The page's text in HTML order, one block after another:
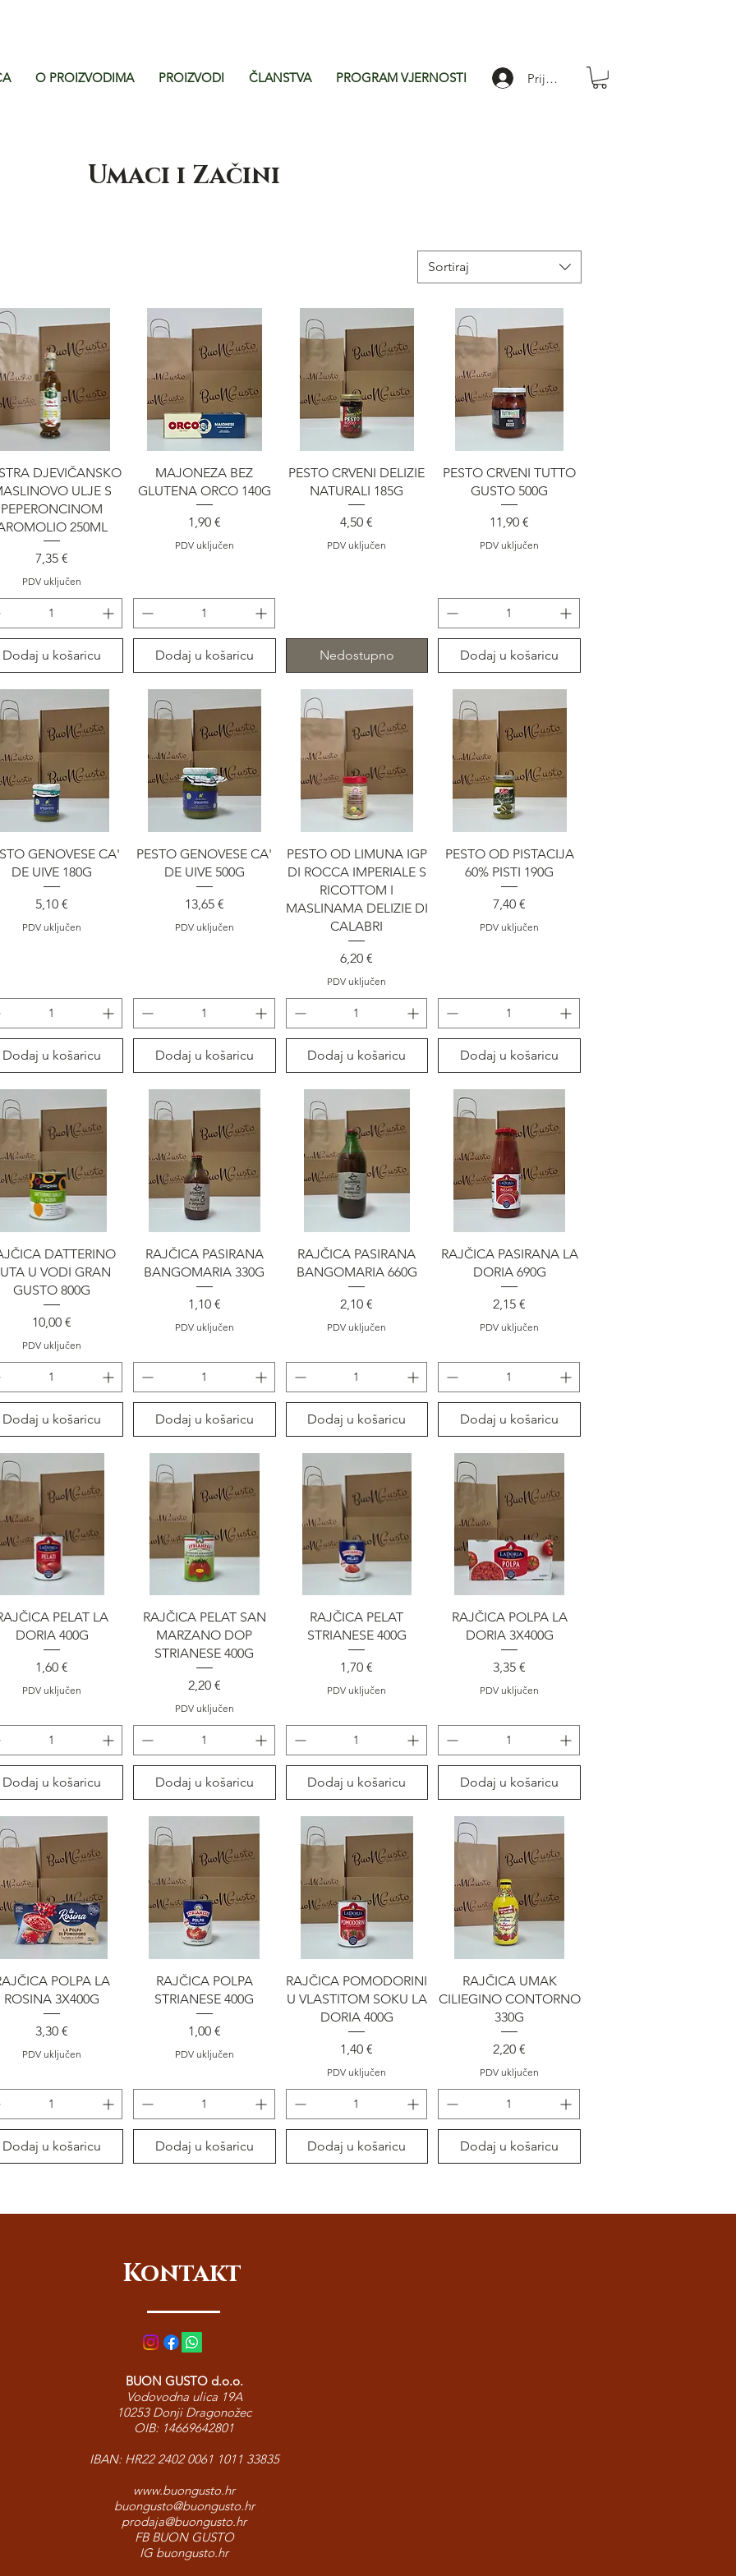
O PROIZVODIMA PROIZVODI ČLANSTVA PROGRAM VJERNOSTI Prijavi se
Umaci i Začini
Sortiraj
Brzi pregled
DJEVIČANSKO
ULJE S
PEPERONCINOM
250ML
Cijena
7,35 €
PDV uključen
Dodaj u košaricu
Brzi pregled
MAJONEZA BEZ
GLUTENA ORCO 140G
Cijena
1,90 €
PDV uključen
Dodaj u košaricu
Brzi pregled
PESTO CRVENI DELIZIE
NATURALI 185G
Cijena
4,50 €
PDV uključen
Nedostupno
Brzi pregled
PESTO CRVENI TUTTO
GUSTO 500G
Cijena
11,90 €
PDV uključen
Dodaj u košaricu
Brzi pregled
GENOVESE CA'
DE UIVE 180G
Cijena
5,10 €
PDV uključen
Dodaj u košaricu
Brzi pregled
PESTO GENOVESE CA'
DE UIVE 500G
Cijena
13,65 €
PDV uključen
Dodaj u košaricu
Brzi pregled
PESTO OD LIMUNA IGP
DI ROCCA IMPERIALE S
RICOTTOM I
MASLINAMA DELIZIE DI
CALABRI
Cijena
6,20 €
PDV uključen
Dodaj u košaricu
Brzi pregled
PESTO OD PISTACIJA
60% PISTI 190G
Cijena
7,40 €
PDV uključen
Dodaj u košaricu
Brzi pregled
DATTERINO
U VODI GRAN
GUSTO 800G
Cijena
10,00 €
PDV uključen
Dodaj u košaricu
Brzi pregled
RAJČICA PASIRANA
BANGOMARIA 330G
Cijena
1,10 €
PDV uključen
Dodaj u košaricu
Brzi pregled
RAJČICA PASIRANA
BANGOMARIA 660G
Cijena
2,10 €
PDV uključen
Dodaj u košaricu
Brzi pregled
RAJČICA PASIRANA LA
DORIA 690G
Cijena
2,15 €
PDV uključen
Dodaj u košaricu
Brzi pregled
PELAT LA
DORIA 400G
Cijena
1,60 €
PDV uključen
Dodaj u košaricu
Brzi pregled
RAJČICA PELAT SAN
MARZANO DOP
STRIANESE 400G
Cijena
2,20 €
PDV uključen
Dodaj u košaricu
Brzi pregled
RAJČICA PELAT
STRIANESE 400G
Cijena
1,70 €
PDV uključen
Dodaj u košaricu
Brzi pregled
RAJČICA POLPA LA
DORIA 3X400G
Cijena
3,35 €
PDV uključen
Dodaj u košaricu
Brzi pregled
POLPA LA
ROSINA 3X400G
Cijena
3,30 €
PDV uključen
Dodaj u košaricu
Brzi pregled
RAJČICA POLPA
STRIANESE 400G
Cijena
1,00 €
PDV uključen
Dodaj u košaricu
Brzi pregled
RAJČICA POMODORINI
U VLASTITOM SOKU LA
DORIA 400G
Cijena
1,40 €
PDV uključen
Dodaj u košaricu
Brzi pregled
RAJČICA UMAK
CILIEGINO CONTORNO
330G
Cijena
2,20 €
PDV uključen
Dodaj u košaricu
Kontakt
BUON GUSTO d.o.o.
Vodovodna ulica 19A
10253 Donji Dragonožec
OIB: 14669642801
IBAN: HR22 2402 0061 1011 33835
www.buongusto.hr
buongusto@buongusto.hr
prodaja@buongusto.hr
FB BUON GUSTO
IG buongusto.hr